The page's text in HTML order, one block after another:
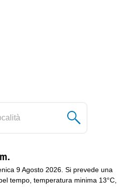
9 Agosto 2026. Si prevede una
tempo, temperatura minima 13°C,